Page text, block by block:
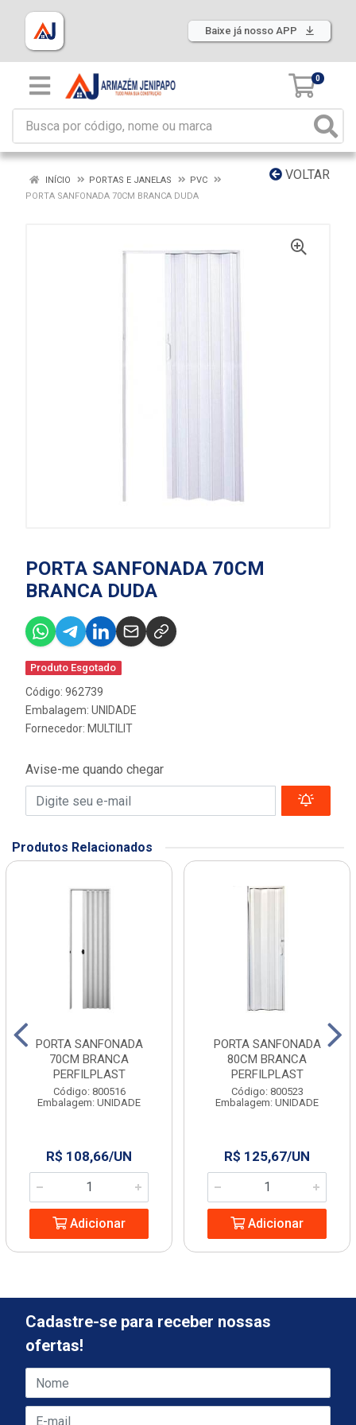
Baixe já nosso APP
0
VOLTAR
INÍCIO PORTAS E JANELAS
PVC
PORTA SANFONADA 70CM BRANCA DUDA
PORTA SANFONADA 70CM
BRANCA DUDA
Produto Esgotado
Código: 962739
Embalagem: UNIDADE
Fornecedor: MULTILIT
Avise-me quando chegar
Produtos Relacionados
PORTA SANFONADA
70CM BRANCA
PERFILPLAST
Código: 800516
Embalagem: UNIDADE
R$ 108,66/UN
Adicionar
PORTA SANFONADA
80CM BRANCA
PERFILPLAST
Código: 800523
Embalagem: UNIDADE
R$ 125,67/UN
Adicionar
Cadastre-se para receber nossas
ofertas!